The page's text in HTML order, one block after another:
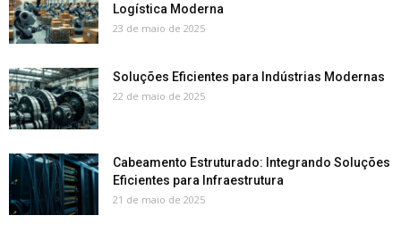
Logística Moderna
23 de maio de 2025
Soluções Eficientes para Indústrias Modernas
22 de maio de 2025
Cabeamento Estruturado: Integrando Soluções
Eficientes para Infraestrutura
21 de maio de 2025